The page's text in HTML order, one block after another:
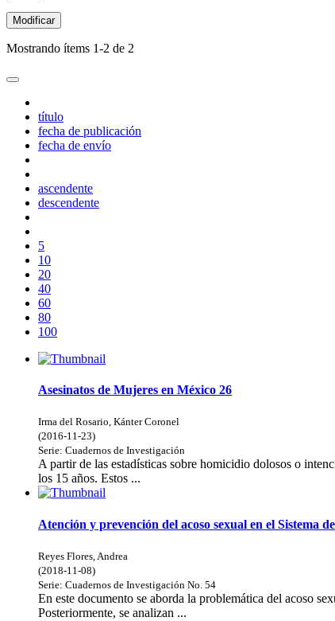
Modificar
Mostrando ítems 1-2 de 2
título
fecha de publicación
fecha de envío
ascendente
descendente
5
10
20
40
60
80
100
Asesinatos de Mujeres en México 26
Irma del Rosario, Kánter Coronel
(2016-11-23)
Serie: Cuadernos de Investigación
A partir de las estadísticas sobre homicidio dolosos o
los 15 años. Estos ...
Atención y prevención del acoso sexual en el Sistema
Reyes Flores, Andrea
(2018-11-08)
Serie: Cuadernos de Investigación No. 54
En este documento se aborda la problemática del acoso
Posteriormente, se analizan ...